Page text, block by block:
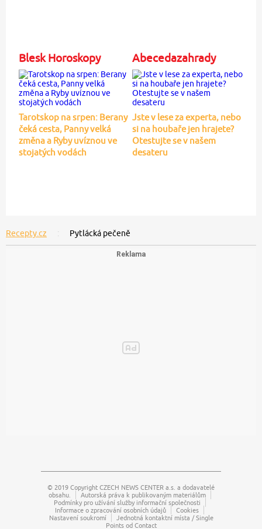
Blesk Horoskopy
Tarotskop na srpen: Berany
čeká cesta, Panny velká
změna a Ryby uvíznou ve
stojatých vodách
Abecedazahrady
Jste v lese za experta, nebo
si na houbaře jen hrajete?
Otestujte se v našem
desateru
Recepty.cz Pytlácká pečeně
© 2019 Copyright CZECH NEWS CENTER a.s. a dodavatelé
obsahu.
Autorská práva k publikovaným materiálům
Podmínky pro užívání služby informační společnosti
Informace o zpracování osobních údajů
Cookies
Nastavení soukromí
Jednotná kontaktní místa / Single
Points od Contact